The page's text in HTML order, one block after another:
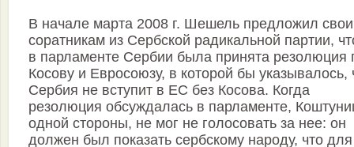
В начале марта 2008 г. Шешель предложил
соратникам из Сербской радикальной партии,
в парламенте Сербии была принята резолюция
Косову и Евросоюзу, в которой бы указывалось,
Сербия не вступит в ЕС без Косова. Когда
резолюция обсуждалась в парламенте,
одной стороны, не мог не голосовать за нее: он
должен был показать сербскому народу, что для